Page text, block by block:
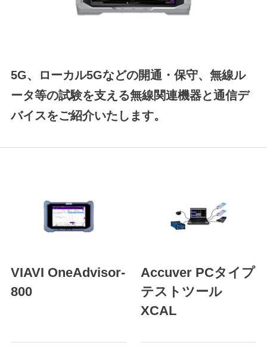
5G、ローカル5Gなどの開通・保守、無線ル
ータ等の試験を支える無線関連機器と通信デ
バイスをご紹介いたします。
VIAVI OneAdvisor-
800
Accuver PCタイプ
テストツール
XCAL